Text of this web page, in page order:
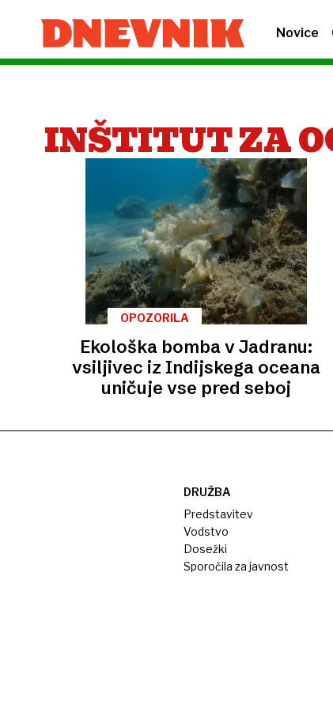
Novice
INŠTITUT ZA
OPOZORILA
Ekološka bomba v Jadranu:
vsiljivec iz Indijskega oceana
uničuje vse pred seboj
DRUŽBA
Predstavitev
Vodstvo
Dosežki
Sporočila za javnost